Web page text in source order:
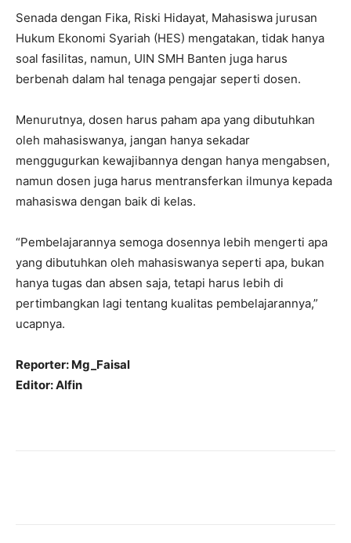
Senada dengan Fika, Riski Hidayat, Mahasiswa jurusan
Hukum Ekonomi Syariah (HES) mengatakan, tidak hanya
soal fasilitas, namun, UIN SMH Banten juga harus
berbenah dalam hal tenaga pengajar seperti dosen.
Menurutnya, dosen harus paham apa yang dibutuhkan
oleh mahasiswanya, jangan hanya sekadar
menggugurkan kewajibannya dengan hanya mengabsen,
namun dosen juga harus mentransferkan ilmunya kepada
mahasiswa dengan baik di kelas.
“Pembelajarannya semoga dosennya lebih mengerti apa
yang dibutuhkan oleh mahasiswanya seperti apa, bukan
hanya tugas dan absen saja, tetapi harus lebih di
pertimbangkan lagi tentang kualitas pembelajarannya,”
ucapnya.
Reporter: Mg_Faisal
Editor: Alfin